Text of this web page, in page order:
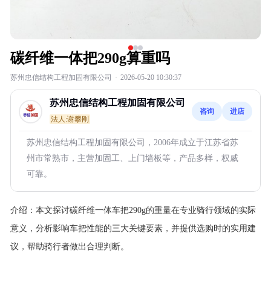
碳纤维一体把290g算重吗
苏州忠信结构工程加固有限公司 · 2026-05-20 10:30:37
苏州忠信结构工程加固有限公司
法人:谢攀刚
咨询 进店
苏州忠信结构工程加固有限公司，2006年成立于江苏省苏
州市常熟市，主营加固工、上门墙板等，产品多样，权威
可靠。
介绍： 本文探讨碳纤维一体车把290g的重量在专业骑行领域的实际
意义，分析影响车把性能的三大关键要素，并提供选购时的实用建
议，帮助骑行者做出合理判断。